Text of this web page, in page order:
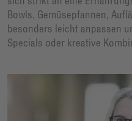
Bowls, Gemüsepfannen,
besonders leicht anpassen
Specials oder kreative